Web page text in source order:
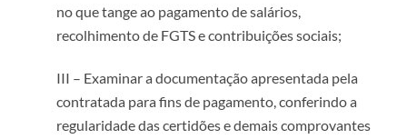
no que tange ao pagamento de salários,
recolhimento de FGTS e contribuições sociais;
III – Examinar a documentação apresentada pela
contratada para fins de pagamento, conferindo a
regularidade das certidões e demais comprovantes